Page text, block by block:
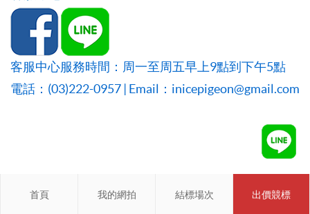
首頁 我的網拍 結標場次 出價競標
客服中心服務時間：周一至周五早上9點到下午5點
電話：(03)222-0957 | Email：inicepigeon@gmail.com
首頁 我的網拍 結標場次 會員登入